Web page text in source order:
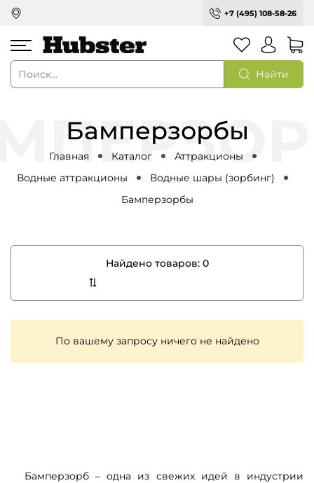
+7 (495) 108-58-26
Найти
Бамперзорбы
Главная Каталог
Аттракционы
Водные аттракционы
Водные шары (зорбинг)
Бамперзорбы
Найдено товаров: 0
По вашему запросу ничего не найдено
Бамперзорб – одна из свежих идей в индустрии